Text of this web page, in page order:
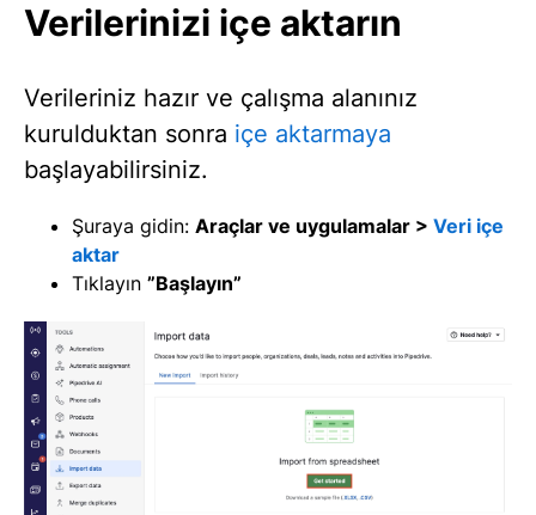
Verilerinizi içe aktarın
Verileriniz hazır ve çalışma alanınız
kurulduktan sonra içe aktarmaya
başlayabilirsiniz.
Şuraya gidin: Araçlar ve uygulamalar > Veri içe
aktar
Tıklayın ”Başlayın”